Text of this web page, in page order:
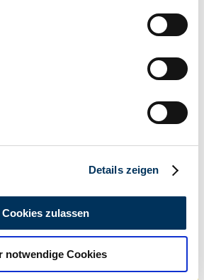
über Ihre geografische Lage
(Fingerprinting) identifizieren
wie Ihre persönlichen Daten
geben wir Informationen zu Ihrer
Website an unsere Partner für
und Analysen weiter. Unsere
Details zeigen
Cookies zulassen
notwendige Cookies